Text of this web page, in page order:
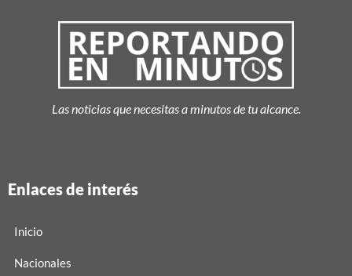
Las noticias que necesitas a minutos de tu alcance.
Enlaces de interés
Inicio
Nacionales